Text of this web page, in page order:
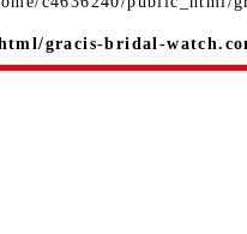
gracis-bridal-